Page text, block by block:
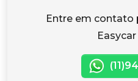
Entre em contato